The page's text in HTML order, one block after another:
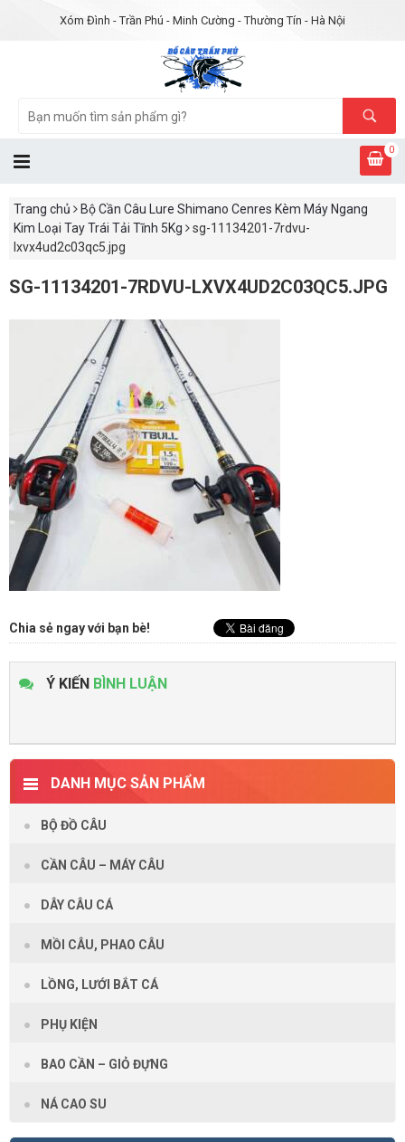
Xóm Đình - Trần Phú - Minh Cường - Thường Tín - Hà Nội
0
Trang chủ
Bộ Cần Câu Lure Shimano Cenres Kèm Máy Ngang
Kim Loại Tay Trái Tải Tĩnh 5Kg
sg-11134201-7rdvu-
lxvx4ud2c03qc5.jpg
SG-11134201-7RDVU-LXVX4UD2C03QC5.JPG
Chia sẻ ngay với bạn bè!
Ý KIẾN BÌNH LUẬN
DANH MỤC SẢN PHẨM
BỘ ĐỒ CÂU
CẦN CÂU – MÁY CÂU
DÂY CÂU CÁ
MỒI CÂU, PHAO CÂU
LỒNG, LƯỚI BẮT CÁ
PHỤ KIỆN
BAO CẦN – GIỎ ĐỰNG
NÁ CAO SU